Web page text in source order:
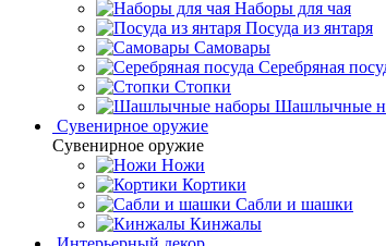
Наборы для чая
Посуда из янтаря
Самовары
Серебряная
Стопки
Шашлычные
Сувенирное оружие
Сувенирное оружие
Ножи
Кортики
Сабли и шашки
Кинжалы